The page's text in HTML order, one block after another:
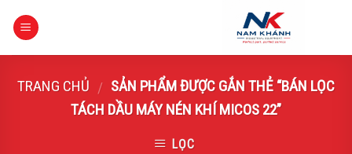
TRANG CHỦ / SẢN PHẨM ĐƯỢC GẮN THẺ “BÁN LỌC
TÁCH DẦU MÁY NÉN KHÍ MICOS 22”
LỌC